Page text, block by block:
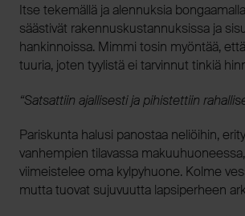
Itse tekemällä ja alennuksia
säästivät rakennuskustannuksissa ja
hankinnoissa. Mimmi tosin myöntää,
tuuria, joten tyylistä ei tarvinnut tinkiä
“Satsattiin ajallisesti ja pihistettiin
Pariskunta halusi panostaa neliöihin,
vanhempien tilavassa
viimeistelee oma kylpyhuone. Kolme
mutta tuovat sujuvuutta lapsiperheen